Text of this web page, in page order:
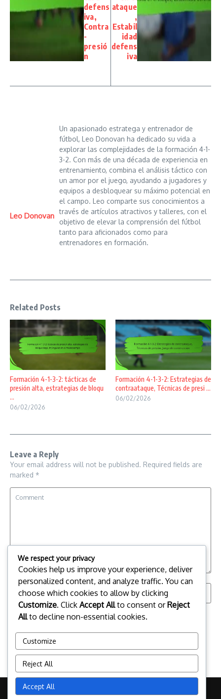
defens
iva,
Contra
-
presió
n
ataque
,
Estabil
idad
defens
iva
Leo Donovan
Un apasionado estratega y entrenador de
fútbol, Leo Donovan ha dedicado su vida a
explorar las complejidades de la formación 4-1-
3-2. Con más de una década de experiencia en
entrenamiento, combina el análisis táctico con
un amor por el juego, ayudando a jugadores y
equipos a desbloquear su máximo potencial en
el campo. Leo comparte sus conocimientos a
través de artículos atractivos y talleres, con el
objetivo de elevar la comprensión del fútbol
tanto para aficionados como para
entrenadores en formación.
Related Posts
Formación 4-1-3-2: tácticas de
presión alta, estrategias de bloqu
...
06/02/2026
Formación 4-1-3-2: Estrategias de
contraataque, Técnicas de presi ...
06/02/2026
Leave a Reply
Your email address will not be published. Required fields are
marked *
Save my name, email, and website in this browser for the
Copyright © 2026 radioteocelo.org.mx | Powered by
We respect your privacy
Cookies help us improve your experience, deliver
personalized content, and analyze traffic. You can
choose which cookies to allow by clicking
Customize. Click Accept Allto consent orReject
Allto decline non-essential cookies.
Customize
Reject All
Accept All